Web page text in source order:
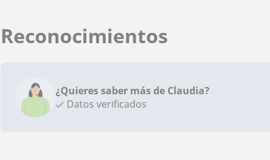
Reconocimientos
¿Quieres saber más de Claudia?
Datos verificados